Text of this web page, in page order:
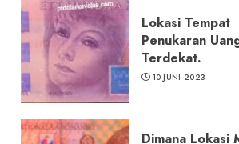
Lokasi Tempat
Penukaran
Terdekat.
10 JUNI 2023
Dimana Lokasi